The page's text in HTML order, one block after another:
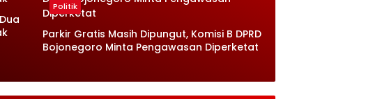
Politik
Parkir Gratis Masih Dipungut, Komisi B DPRD
Bojonegoro Minta Pengawasan Diperketat